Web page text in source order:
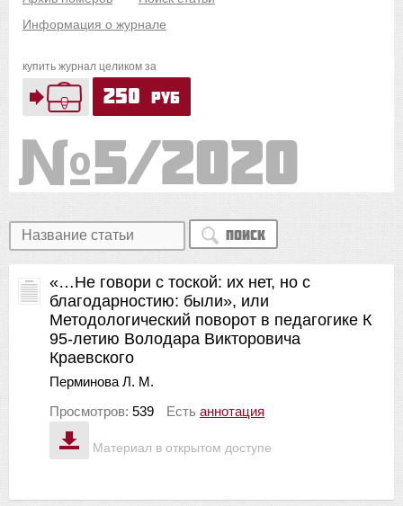
Информация о журнале
купить журнал целиком за
250 руб
5/2020
Поиск
Материал в открытом доступе
«…Не говори с тоской: их нет, но с
благодарностию: были», или
Методологический поворот в педагогике К
95-летию Володара Викторовича
Краевского
Перминова Л. М.
Просмотров: 539 Есть аннотация